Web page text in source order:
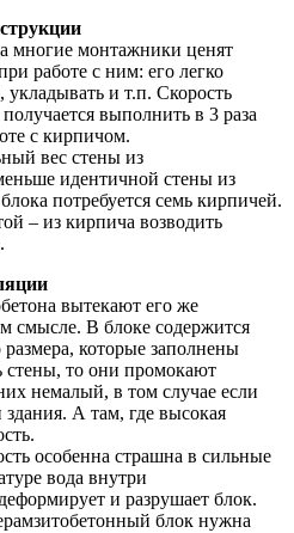
многие монтажники ценят
работе с ним: его легко
укладывать и т.п. Скорость
выполнить в 3 раза
с кирпичом.
вес стены из
идентичной стены из
потребуется семь кирпичей.
– из кирпича возводить
вытекают его же
смысле. В блоке содержится
которые заполнены
стены, то они промокают
немалый, в том случае если
А там, где высокая
особенна страшна в сильные
вода внутри
и разрушает блок.
блок нужна